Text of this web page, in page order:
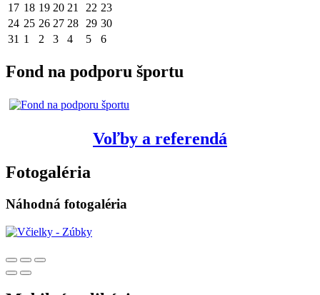
17 18 19 20 21 22 23
24 25 26 27 28 29 30
31 1 2 3 4 5 6
Fond na podporu športu
Voľby a referendá
Fotogaléria
Náhodná fotogaléria